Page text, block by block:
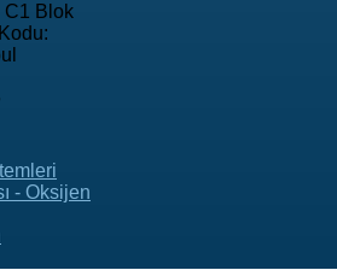
C1 Blok
- Oksijen